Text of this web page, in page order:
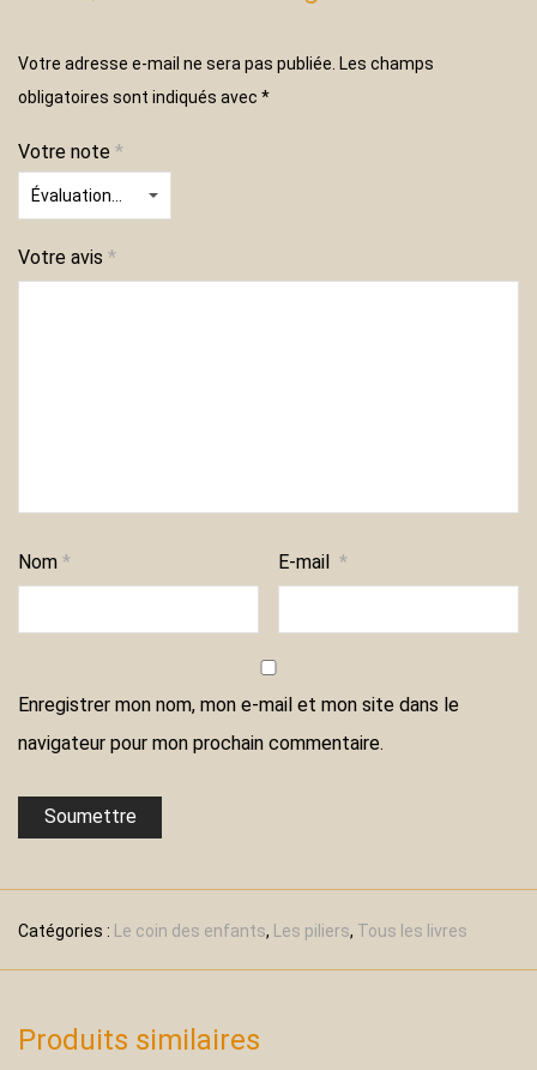
Votre adresse e-mail ne sera pas publiée. Les champs
obligatoires sont indiqués avec *
Votre note *
Votre avis *
Nom * E-mail*
Enregistrer mon nom, mon e-mail et mon site dans le
navigateur pour mon prochain commentaire.
Catégories : Le coin des enfants, Les piliers, Tous les livres
Produits similaires